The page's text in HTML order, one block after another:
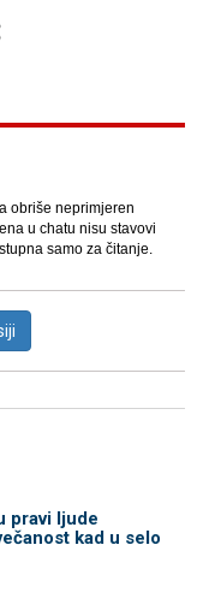
obriše neprimjeren
u chatu nisu stavovi
samo za čitanje.
pravi ljude
kad u selo